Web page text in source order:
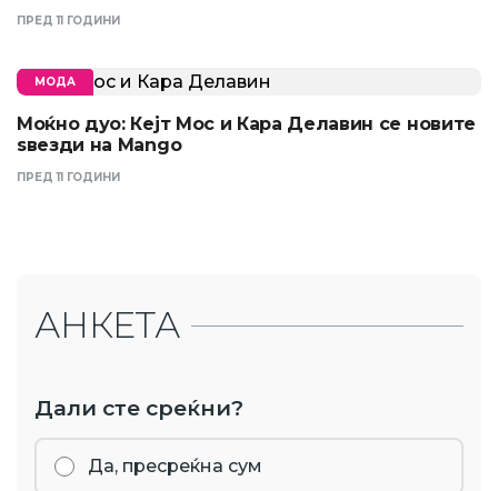
ПРЕД 11 ГОДИНИ
МОДА
Моќно дуо: Кејт Мос и Кара Делавин се новите
ѕвезди на Mango
ПРЕД 11 ГОДИНИ
АНКЕТА
Дали сте среќни?
Да, пресреќна сум